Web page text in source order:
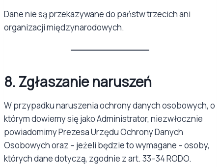
Dane nie są przekazywane do państw trzecich ani
organizacji międzynarodowych.
8. Zgłaszanie naruszeń
W przypadku naruszenia ochrony danych osobowych, o
którym dowiemy się jako Administrator, niezwłocznie
powiadomimy Prezesa Urzędu Ochrony Danych
Osobowych oraz – jeżeli będzie to wymagane – osoby,
których dane dotyczą, zgodnie z art. 33–34 RODO.